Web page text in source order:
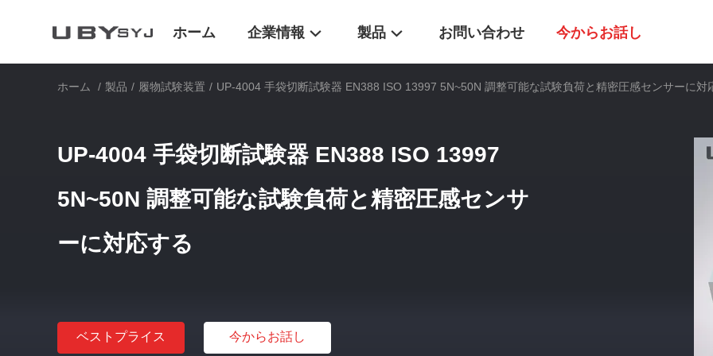
ホーム 企業情報 製品 お問い合わせ 今からお話し
ホーム / 製品 / 履物試験装置 / UP-4004 手袋切断試験器 EN388 ISO 13997 5N~50N 調整可能な試験負荷と精密圧感センサーに対
UP-4004 手袋切断試験器 EN388 ISO 13997
5N~50N 調整可能な試験負荷と精密圧感センサ
ーに対応する
ベストプライス 今からお話し